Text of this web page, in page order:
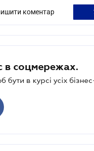
коментар
в соцмережах.
бути в курсі усіх